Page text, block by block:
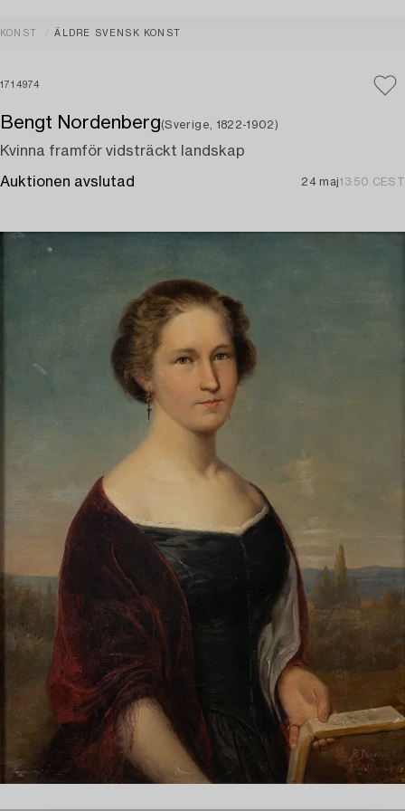
KONST ÄLDRE SVENSK KONST
1714974
Bengt Nordenberg(Sverige, 1822-1902)
Kvinna framför vidsträckt landskap
Auktionen avslutad 24 maj13:50 CEST